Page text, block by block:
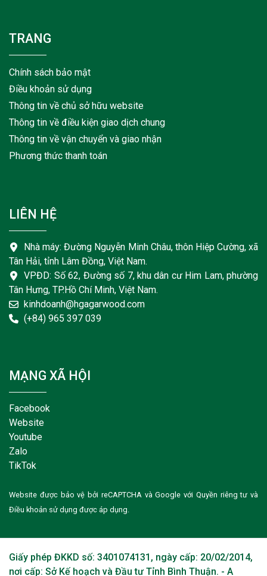
TRANG
Chính sách bảo mật
Điều khoản sử dụng
Thông tin về chủ sở hữu website
Thông tin về điều kiện giao dịch chung
Thông tin về vận chuyển và giao nhận
Phương thức thanh toán
LIÊN HỆ
Nhà máy: Đường Nguyễn Minh Châu, thôn Hiệp Cường, xã
Tân Hải, tỉnh Lâm Đồng, Việt Nam.
VPĐD: Số 62, Đường số 7, khu dân cư Him Lam, phường
Tân Hưng, TP.Hồ Chí Minh, Việt Nam.
kinhdoanh@hgagarwood.com
(+84) 965 397 039
MẠNG XÃ HỘI
Facebook
Website
Youtube
Zalo
TikTok
Website được bảo vệ bởi reCAPTCHA và Google với Quyền riêng tư và
Điều khoản sử dụng được áp dụng.
Giấy phép ĐKKD số: 3401074131, ngày cấp: 20/02/2014,
nơi cấp: Sở Kế hoạch và Đầu tư Tỉnh Bình Thuận. - A